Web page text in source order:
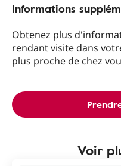
Informations
Obtenez plus
rendant visite dans
plus proche de chez
Voir